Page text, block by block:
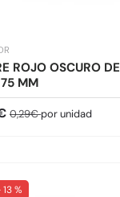
ROJO OSCURO DE
MM
de venta
Precio normal
0,29€por unidad
13 %